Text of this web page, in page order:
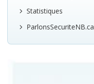
Statistiques
ParlonsSecuriteNB.ca